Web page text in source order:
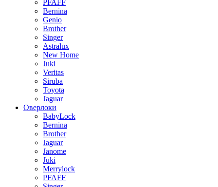
PFAFF
Bernina
Genio
Brother
Singer
Astralux
New Home
Juki
Veritas
Siruba
Toyota
Jaguar
Оверлоки
BabyLock
Bernina
Brother
Jaguar
Janome
Juki
Merrylock
PFAFF